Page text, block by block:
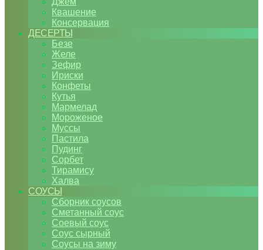
Квашение
Консервация
ДЕСЕРТЫ
Безе
Желе
Зефир
Ириски
Конфеты
Кутья
Мармелад
Мороженое
Муссы
Пастила
Пудинг
Сорбет
Тирамису
Халва
СОУСЫ
Сборник соусов
Сметанный соус
Соевый соус
Соус сырный
Соусы на зиму